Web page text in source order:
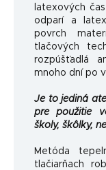
latexových
odparí a
povrch
tlačových
rozpúšťadlá
mnoho dní po
Je to jediná
pre použitie
školy, škôlky,
Metóda
tlačiarňach